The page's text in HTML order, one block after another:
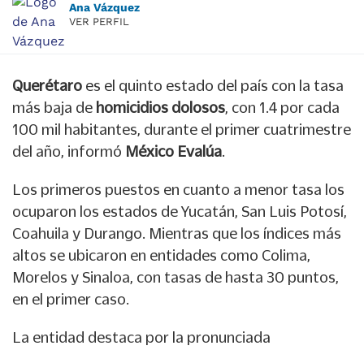
Ana Vázquez
VER PERFIL
Querétaro es el quinto estado del país con la tasa
más baja de homicidios dolosos, con 1.4 por cada
100 mil habitantes, durante el primer cuatrimestre
del año, informó México Evalúa.
Los primeros puestos en cuanto a menor tasa los
ocuparon los estados de Yucatán, San Luis Potosí,
Coahuila y Durango. Mientras que los índices más
altos se ubicaron en entidades como Colima,
Morelos y Sinaloa, con tasas de hasta 30 puntos,
en el primer caso.
La entidad destaca por la pronunciada